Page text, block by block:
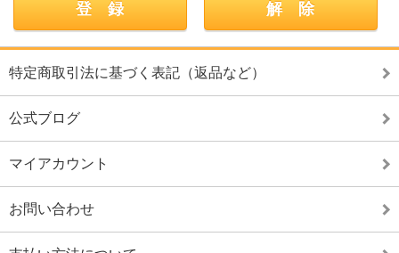
特定商取引法に基づく表記（返品など）
公式ブログ
マイアカウント
お問い合わせ